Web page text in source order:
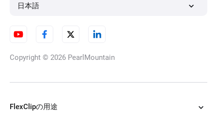
日本語
Copyright © 2026 PearlMountain
FlexClipの用途